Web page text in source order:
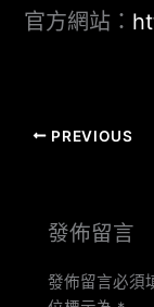
官方網站：
PREVIOUS
發佈留言
發佈留言必須